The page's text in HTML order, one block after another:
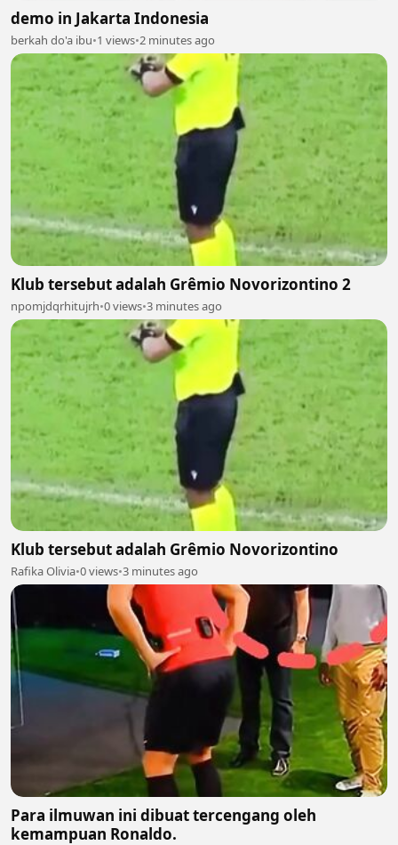
demo in Jakarta Indonesia
berkah do'a ibu•1 views•2 minutes ago
Klub tersebut adalah Grêmio Novorizontino 2
npomjdqrhitujrh•0 views•3 minutes ago
Klub tersebut adalah Grêmio Novorizontino
Rafika Olivia•0 views•3 minutes ago
Para ilmuwan ini dibuat tercengang oleh
kemampuan Ronaldo.